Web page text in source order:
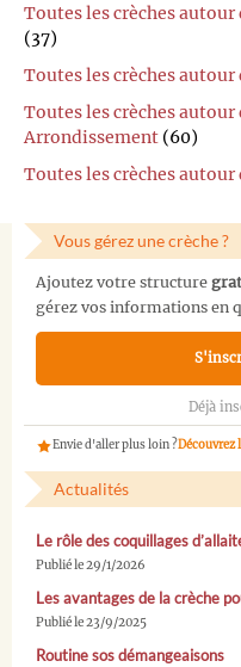
Toutes les crèches
(37)
Toutes les crèches autour
Toutes les crèches autour
Arrondissement (60)
Toutes les crèches autour
Vous gérez une crèche ?
Ajoutez votre structure
gérez vos informations en
Déjà
Envie d'aller plus loin ?Découvrez
Actualités
Le rôle des coquillages
Publié le 29/1/2026
Les avantages de la crèche
Publié le 23/9/2025
Routine sos démangeaisons